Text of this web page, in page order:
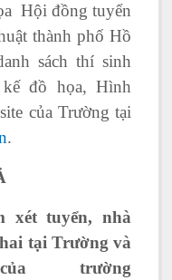
Hội đồng tuyển
thành phố Hồ
sách thí sinh
đồ họa, Hình
của Trường tại
.
xét tuyển, nhà
tại Trường và
trường